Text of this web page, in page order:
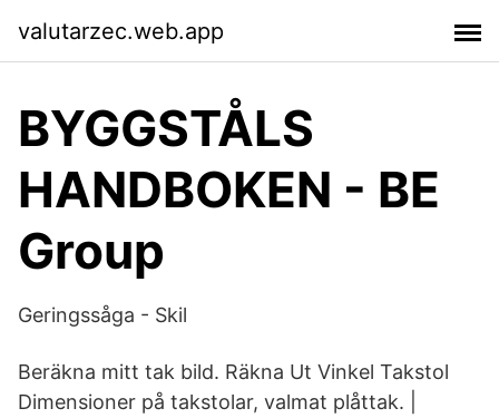
valutarzec.web.app
BYGGSTÅLS
HANDBOKEN - BE
Group
Geringssåga - Skil
Beräkna mitt tak bild. Räkna Ut Vinkel Takstol
Dimensioner på takstolar, valmat plåttak. |